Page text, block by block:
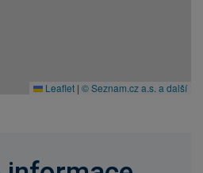
Leaflet | © Seznam.cz a.s. a další